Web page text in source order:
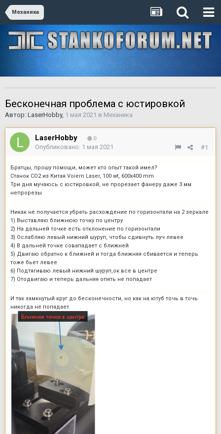
Механика
Бесконечная проблема с юстировкой
Автор: LaserHobby, 1 мая 2021 в Механика
LaserHobby 0
#1
Опубликовано: 1 мая 2021
Братцы, прошу помощи, может кто опыт такой имел?
Станок СО2 из Китая Voiern Laser, 100 wt, 600x400 mm
Три дня мучаюсь с юстировкой, не прорезает фанеру даже 3 мм
непрорезы
Никак не получается убрать расхождение по горизонтали на 2 зеркале
1) Выставляю ближнюю точку по центру
2) На дальней точке есть отклонение по горизонтали
3) Ослабляю левый нижний шуруп, чтобы сдивнуть луч левее
4) В дальней точке совападает с ближней
5) Двигаю обратно к ближней и тогда ближняя сбивается и теперь
тоже бьет левее
6) Подтягиваю левый нижний шуруп,ок все в центре
7) Отодвигаю и теперь дальняя опять не попадает
И так замкнутый круг до бесконечности, но как на ютуб точь в точь
никогда не попадает.